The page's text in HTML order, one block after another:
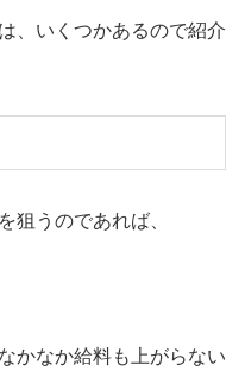
、いくつかあるので紹介
狙うのであれば、
かなか給料も上がらない